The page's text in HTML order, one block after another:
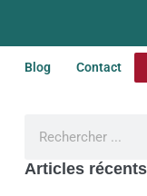
Blog Contact
Articles récents